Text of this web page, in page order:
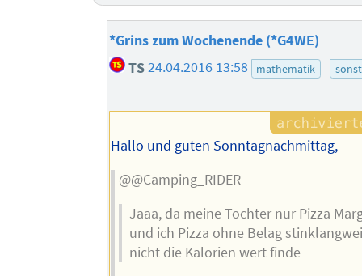
*Grins zum Wochenende (*G4WE)
TS24.04.2016 13:58 mathematik
Hallo und guten Sonntagnachmittag,
@@Camping_RIDER
Jaaa, da meine Tochter nur Pizza
und ich Pizza ohne Belag
nicht die Kalorien wert finde